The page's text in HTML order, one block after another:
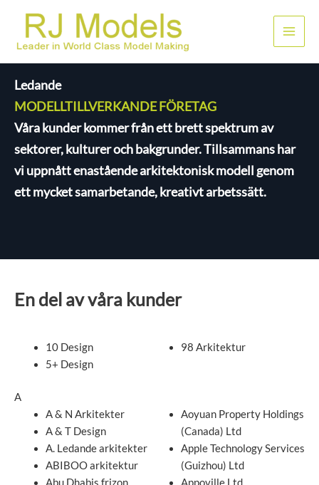
innehållet
Ledande
MODELLTILLVERKANDE FÖRETAG
Våra kunder kommer från ett brett spektrum av
sektorer, kulturer och bakgrunder. Tillsammans har
vi uppnått enastående arkitektonisk modell genom
ett mycket samarbetande, kreativt arbetssätt.
En del av våra kunder
10 Design
5+ Design
98 Arkitektur
A
A & N Arkitekter
A & T Design
A. Ledande arkitekter
ABIBOO arkitektur
Abu Dhabis frizon
Aoyuan Property Holdings
(Canada) Ltd
Apple Technology Services
(Guizhou) Ltd
Appoville Ltd